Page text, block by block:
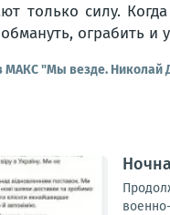
только силу.
ограбить и
МАКС "Мы везде. Николай